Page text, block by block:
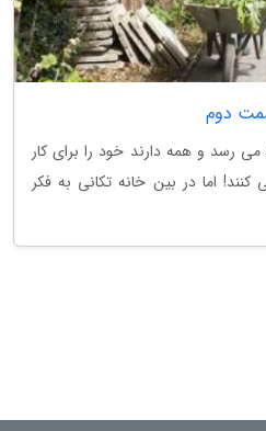
دوم
می رسد و همه دارند خود را برای کار
اما در بین خانه تکانی به فکر